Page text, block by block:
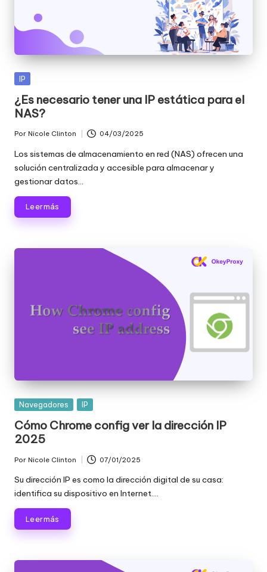
Publicada
IP
¿Es necesario tener una IP estática para el
NAS?
por
Por Nicole Clinton 04/03/2025
Los sistemas de almacenamiento en red (NAS) ofrecen una
solución centralizada y accesible para almacenar y
gestionar datos...
Leer más
Publicada
Navegadores IP
Cómo Chrome config ver la dirección IP
2025
Publicado
por
Por Nicole Clinton 07/01/2025
Su dirección IP es como la dirección digital de su casa:
identifica su dispositivo en Internet....
Leer más